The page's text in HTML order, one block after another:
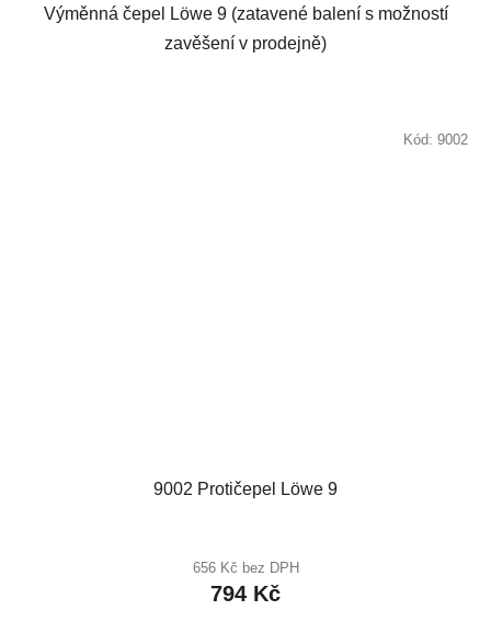
Výměnná čepel Löwe 9 (zatavené balení s možností
zavěšení v prodejně)
9002 Protičepel Löwe 9
656 Kč bez DPH
794 Kč
Kód: 9002